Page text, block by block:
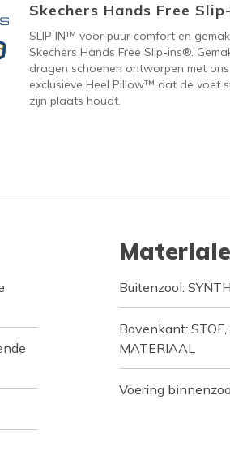
Skechers Hands Free
SLIP IN™ voor puur comfort en
Skechers Hands Free Slip-ins®.
dragen schoenen ontworpen met ons
exclusieve Heel Pillow™ dat de voet
zijn plaats houdt.
Buitenzool:
Bovenkant:
MATERIAAL
Voering